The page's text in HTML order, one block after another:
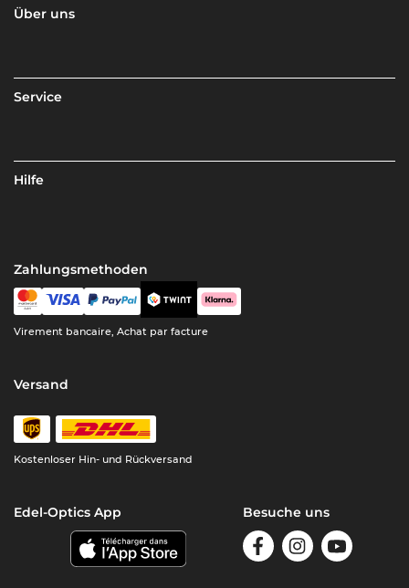
Über uns
Service
Hilfe
Zahlungsmethoden
Virement bancaire, Achat par facture
Versand
Kostenloser Hin- und Rückversand
Edel-Optics App Besuche uns